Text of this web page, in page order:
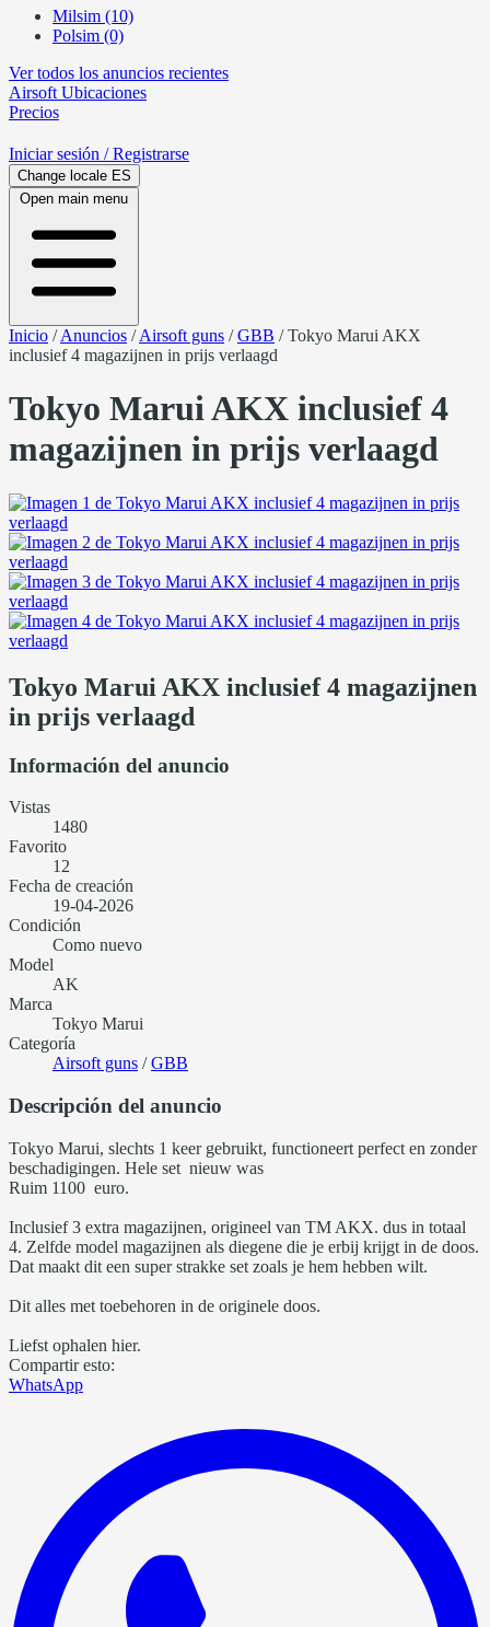
Milsim (10)
Polsim (0)
Ver todos los anuncios recientes
Airsoft Ubicaciones
Precios
Iniciar sesión / Registrarse
Change locale ES
Open main menu
Inicio /Anuncios /Airsoft guns /GBB /Tokyo Marui AKX
inclusief 4 magazijnen in prijs verlaagd
Tokyo Marui AKX inclusief 4
magazijnen in prijs verlaagd
Tokyo Marui AKX inclusief 4 magazijnen
in prijs verlaagd
Información del anuncio
Vistas
1480
Favorito
12
Fecha de creación
19-04-2026
Condición
Como nuevo
Model
AK
Marca
Tokyo Marui
Categoría
Airsoft guns /GBB
Descripción del anuncio
Tokyo Marui, slechts 1 keer gebruikt, functioneert perfect en zonder
beschadigingen. Hele set nieuw was
Ruim 1100 euro.
Inclusief 3 extra magazijnen, origineel van TM AKX. dus in totaal
4. Zelfde model magazijnen als diegene die je erbij krijgt in de doos.
Dat maakt dit een super strakke set zoals je hem hebben wilt.
Dit alles met toebehoren in de originele doos.
Liefst ophalen hier.
Compartir esto:
WhatsApp